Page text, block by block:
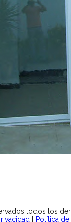
todos los
Política